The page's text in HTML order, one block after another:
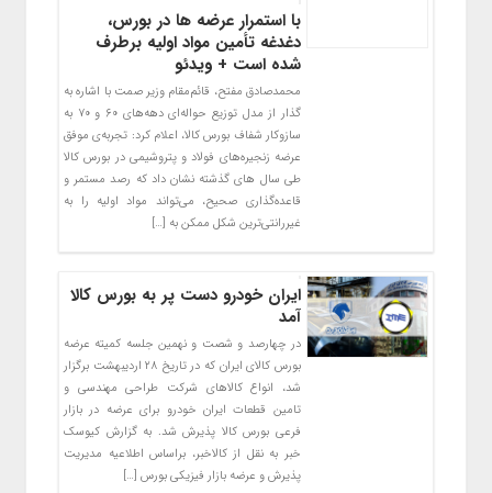
با استمرار عرضه ها در بورس،
دغدغه تأمین مواد اولیه برطرف
شده است + ویدئو
محمدصادق مفتح، قائم‌مقام وزیر صمت با اشاره به
گذار از مدل توزیع حواله‌ای دهه‌های ۶۰ و ۷۰ به
سازوکار شفاف بورس کالا، اعلام کرد: تجربه‌ی موفق
عرضه زنجیره‌های فولاد و پتروشیمی در بورس کالا
طی سال های گذشته نشان داد که رصد مستمر و
قاعده‎‌گذاری صحیح، می‌تواند مواد اولیه را به
غیررانتی‌ترین شکل ممکن به […]
ایران خودرو دست پر به بورس کالا
آمد
در چهارصد و شصت و نهمین جلسه کمیته عرضه
بورس کالای ایران که در تاریخ ۲۸ اردیبهشت برگزار
شد، انواع کالاهای شرکت طراحی مهندسی و
تامین قطعات ایران خودرو برای عرضه در بازار
فرعی بورس کالا پذیرش شد. به گزارش کیوسک
خبر به نقل از کالاخبر، براساس اطلاعیه مدیریت
پذیرش و عرضه بازار فیزیکی بورس […]